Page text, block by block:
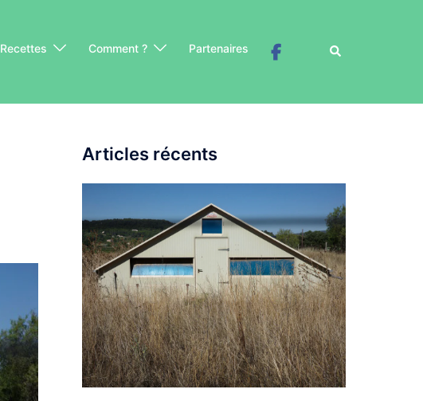
Recettes Comment ? Partenaires Rechercher
Articles récents